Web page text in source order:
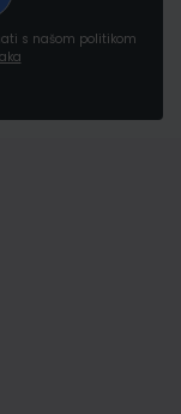
s našom politikom